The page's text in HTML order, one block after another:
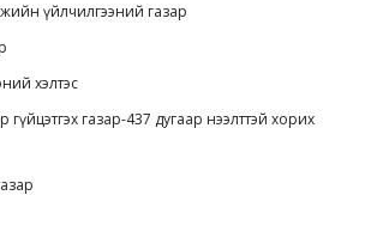
үйлчилгээний газар
хэлтэс
газар-437 дугаар нээлттэй хорих